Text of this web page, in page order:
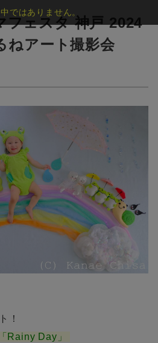
フェスタ 神戸 2024
アート撮影会
！
「Rainy Day 」
ではありません。